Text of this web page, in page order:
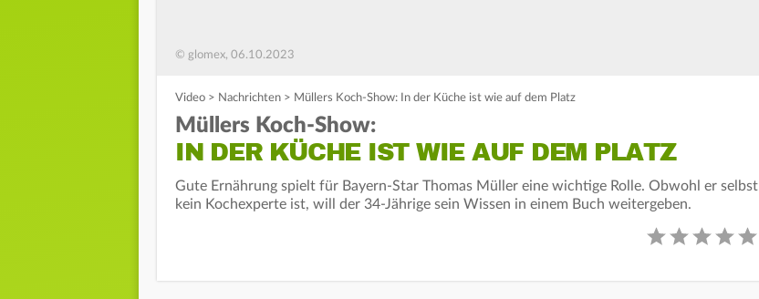
© glomex, 06.10.2023
Video > Nachrichten > Müllers Koch-Show: In der Küche ist wie auf dem Platz
Müllers Koch-Show:
IN DER KÜCHE IST WIE AUF DEM PLATZ
Gute Ernährung spielt für Bayern-Star Thomas Müller eine wichtige Rolle. Obwohl er selbst
kein Kochexperte ist, will der 34-Jährige sein Wissen in einem Buch weitergeben.